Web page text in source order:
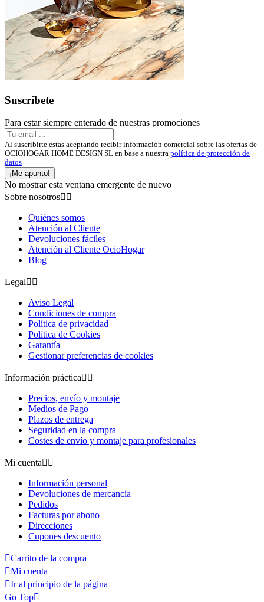
Suscríbete
Para estar siempre enterado de nuestras promociones
Al suscribirte estas aceptando recibir información comercial sobre las ofertas de
OCIOHOGAR HOME DESIGN SL en base a nuestra política de protección de
datos
¡Me apunto!
No mostrar esta ventana emergente de nuevo
Sobre nosotros 
Quiénes somos
Atención al Cliente
Devoluciones fáciles
Atención al Cliente OcioHogar
Blog
Legal 
Aviso Legal
Condiciones de compra
Política de privacidad
Política de Cookies
Garantía
Gestionar preferencias de cookies
Información práctica 
Precios, envío y montaje
Medios de Pago
Plazos de entrega
Seguridad en la compra
Costes de envío y montaje para profesionales
Mi cuenta 
Información personal
Devoluciones de mercancía
Pedidos
Facturas por abono
Direcciones
Cupones descuento
Carrito de la compra
Mi cuenta
Ir al principio de la página
Go Top